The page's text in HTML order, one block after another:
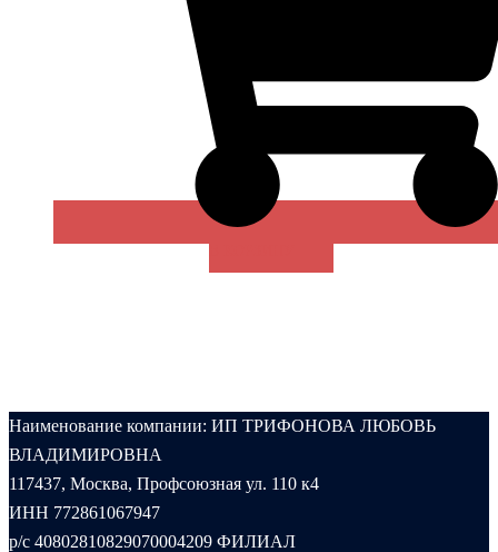
Наименование компании: ИП ТРИФОНОВА ЛЮБОВЬ
ВЛАДИМИРОВНА
117437, Москва, Профсоюзная ул. 110 к4
ИНН 772861067947
р/с 40802810829070004209 ФИЛИАЛ